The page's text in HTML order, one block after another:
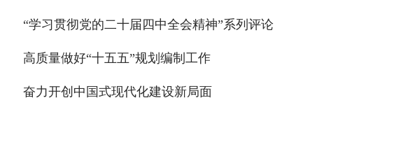
“学习贯彻党的二十届四中全会精神”系列评论
高质量做好“十五五”规划编制工作
奋力开创中国式现代化建设新局面